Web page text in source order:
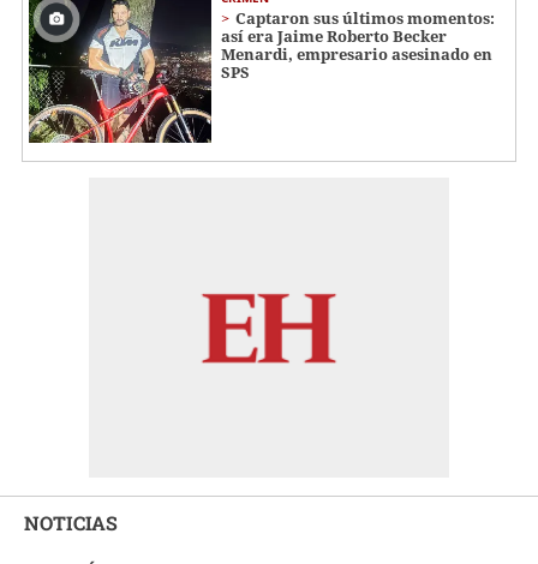
Captaron sus últimos momentos:
así era Jaime Roberto Becker
Menardi​​​, empresario asesinado en
SPS
NOTICIAS